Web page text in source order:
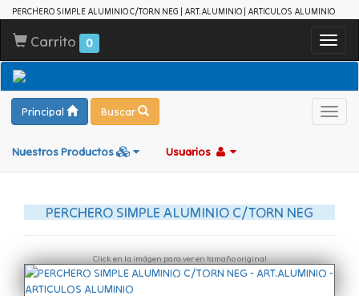
PERCHERO SIMPLE ALUMINIO C/TORN NEG | ART.ALUMINIO | ARTICULOS ALUMINIO
Carrito 0
Principal Buscar
Nuestros Productos Usuarios
PERCHERO SIMPLE ALUMINIO C/TORN NEG
Click en la imágen para ver en tamaño original